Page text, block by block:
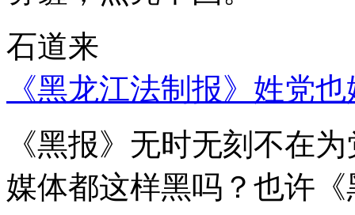
石道来
《黑龙江法制报》姓党
《黑报》无时无刻不在
媒体都这样黑吗？也许